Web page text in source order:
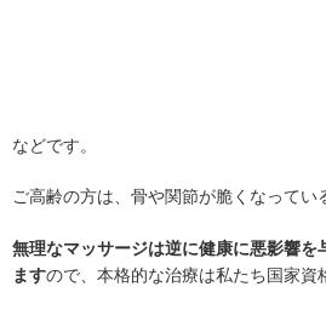
などです。
ご高齢の方は、骨や関節が脆くなってい
無理なマッサージは逆に健康に悪影響
ますので、本格的な治療は私たち国家資